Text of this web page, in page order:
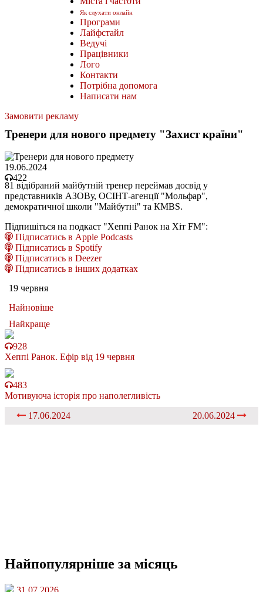
Як слухати онлайн
Програми
Лайфстайл
Ведучі
Працівники
Лого
Контакти
Потрібна допомога
Написати нам
Замовити рекламу
Тренери для нового предмету "Захист країни"
19.06.2024
422
81 відібраний майбутній тренер переймав досвід у
представників АЗОВу, ОСІНТ-агенції "Мольфар",
демократичної школи "Майбутні" та КMBS.
Підпишіться на подкаст "Хеппі Ранок на Хіт FM":
Підписатись в Apple Podcasts
Підписатись в Spotify
Підписатись в Deezer
Підписатись в інших додатках
19 червня
Найновіше
Найкраще
928
Хеппі Ранок. Ефір від 19 червня
483
Мотивуюча історія про наполегливість
17.06.2024
20.06.2024
Найпопулярніше за місяць